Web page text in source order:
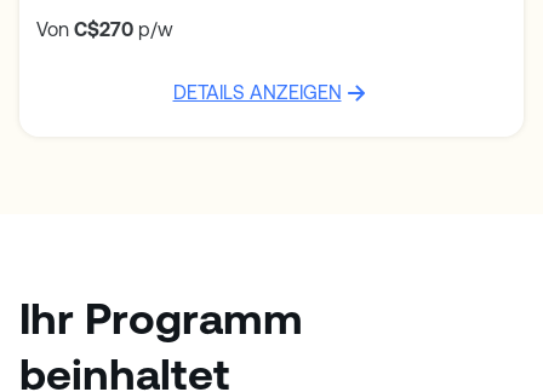
Von C$270 p/w
DETAILS ANZEIGEN
Ihr Programm
beinhaltet